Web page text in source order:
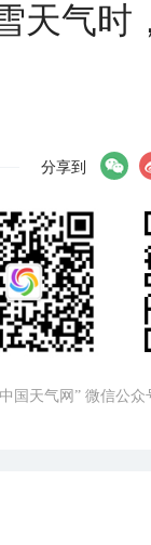
天气
分享到
国天气网” 微信公众